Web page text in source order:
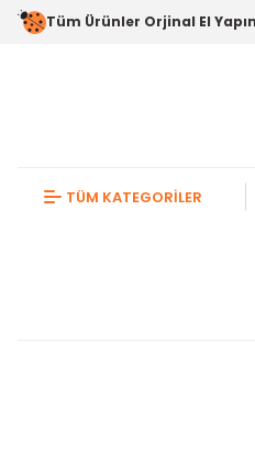
Tüm Ürünler Orjinal El
TÜM KATEGORİLER